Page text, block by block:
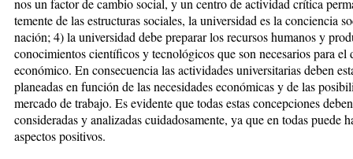
nos un factor de cambio social, y un centro de actividad crítica
temente de las estructuras sociales, la universidad es la conciencia
nación; 4) la universidad debe pre­pa­rar los recursos humanos y
conocimientos científicos y tec­no­ló­gi­cos que son necesarios para el
económico. En conse­cuen­cia las actividades universitarias deben
planeadas en función de las necesidades económicas y de las
mercado de trabajo. Es evidente que todas estas con­cep­ciones
consideradas y anali­zadas cuidadosamente, ya que en todas puede
aspectos positivos.